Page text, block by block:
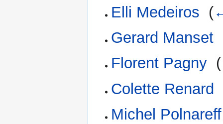
Elli Medeiros (
Gerard Manset
Florent Pagny (
Colette Renard
Michel Polnareff